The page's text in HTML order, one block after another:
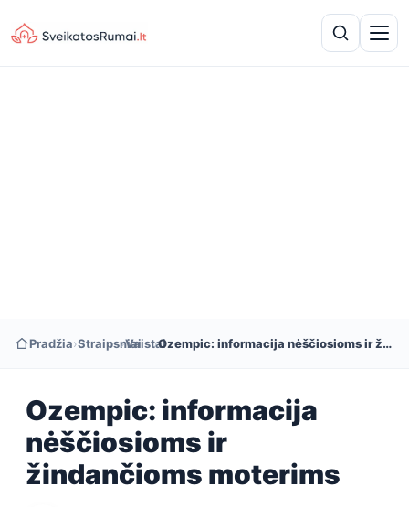
Pradžia›Straipsniai
›Vaistai
› Ozempic: informacija nėščiosioms ir žindančioms moterims
Ozempic: informacija
nėščiosioms ir
žindančioms moterims